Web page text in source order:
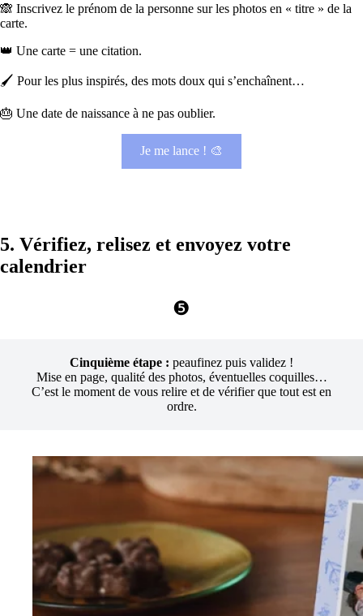
🙈 Inscrivez le prénom de la personne sur les photos en « titre » de la
carte.
👑 Une carte = une citation.
🖌️ Pour les plus inspirés, des mots doux qui s’enchaînent…
🎂 Une date de naissance à ne pas oublier.
Je me lance ! 🎨
5. Vérifiez, relisez et envoyez votre
calendrier
❺
Cinquième étape : peaufinez puis validez !
Mise en page, qualité des photos, éventuelles coquilles…
C’est le moment de vous relire et de vérifier que tout est en
ordre.